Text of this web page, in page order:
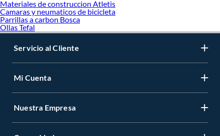
Materiales de construccion Atletis
Camaras y neumaticos de bicicleta
Parrillas a carbon Bosca
Ollas Tefal
Servicio al Cliente
Mi Cuenta
Nuestra Empresa